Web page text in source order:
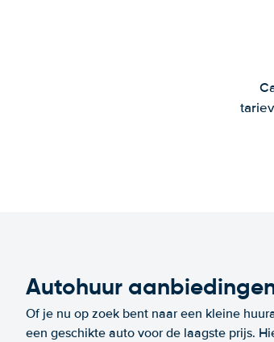
Autohuur
Of je nu op zoek bent naar een kleine
een geschikte auto voor de laagste prijs.